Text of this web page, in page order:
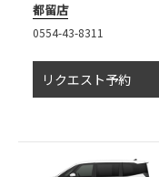
都留店
0554-43-8311
リクエスト予約